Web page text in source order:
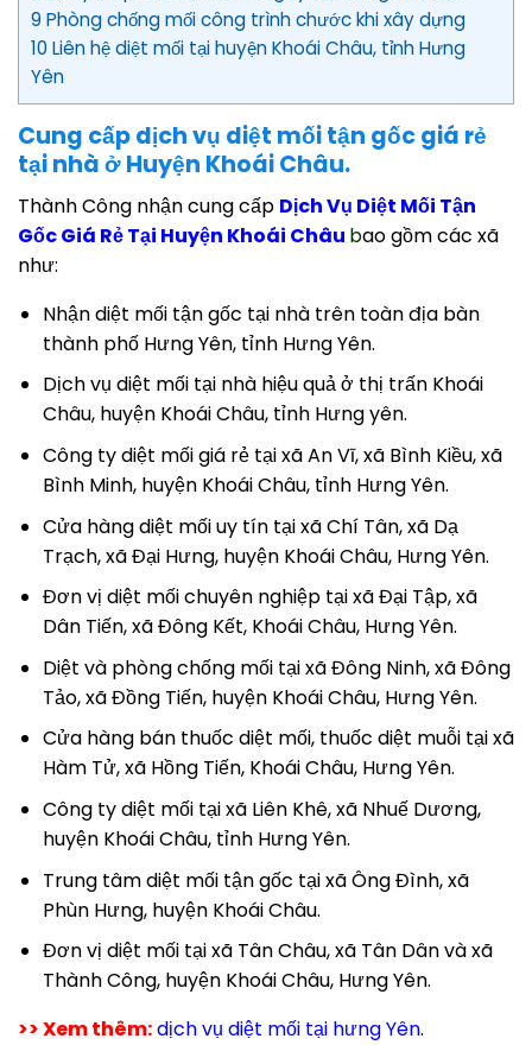
9 Phòng chống mối công trình chước khi xây dựng
10 Liên hệ diệt mối tại huyện Khoái Châu, tỉnh Hưng
Yên
Cung cấp dịch vụ diệt mối tận gốc giá rẻ
tại nhà ở Huyện Khoái Châu.
Thành Công nhận cung cấp Dịch Vụ Diệt Mối Tận
Gốc Giá Rẻ Tại Huyện Khoái Châu bao gồm các xã
như:
Nhận diệt mối tận gốc tại nhà trên toàn địa bàn
thành phố Hưng Yên, tỉnh Hưng Yên.
Dịch vụ diệt mối tại nhà hiệu quả ở thị trấn Khoái
Châu, huyện Khoái Châu, tỉnh Hưng yên.
Công ty diệt mối giá rẻ tại xã An Vĩ, xã Bình Kiều, xã
Bình Minh, huyện Khoái Châu, tỉnh Hưng Yên.
Cửa hàng diệt mối uy tín tại xã Chí Tân, xã Dạ
Trạch, xã Đại Hưng, huyện Khoái Châu, Hưng Yên.
Đơn vị diệt mối chuyên nghiệp tại xã Đại Tập, xã
Dân Tiến, xã Đông Kết, Khoái Châu, Hưng Yên.
Diệt và phòng chống mối tại xã Đông Ninh, xã Đông
Tảo, xã Đồng Tiến, huyện Khoái Châu, Hưng Yên.
Cửa hàng bán thuốc diệt mối, thuốc diệt muỗi tại xã
Hàm Tử, xã Hồng Tiến, Khoái Châu, Hưng Yên.
Công ty diệt mối tại xã Liên Khê, xã Nhuế Dương,
huyện Khoái Châu, tỉnh Hưng Yên.
Trung tâm diệt mối tận gốc tại xã Ông Đình, xã
Phùn Hưng, huyện Khoái Châu.
Đơn vị diệt mối tại xã Tân Châu, xã Tân Dân và xã
Thành Công, huyện Khoái Châu, Hưng Yên.
>> Xem thêm:dịch vụ diệt mối tại hưng Yên.